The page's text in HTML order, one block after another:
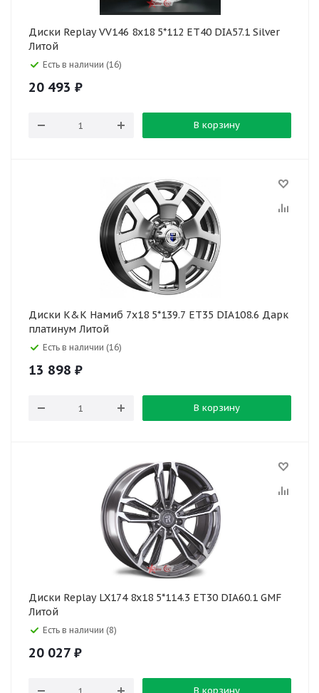
Диски Replay VV146 8x18 5*112 ET40 DIA57.1 Silver
Литой
Есть в наличии (16)
20 493 ₽
В корзину
Диски K&K Намиб 7x18 5*139.7 ET35 DIA108.6 Дарк
платинум Литой
Есть в наличии (16)
13 898 ₽
В корзину
Диски Replay LX174 8x18 5*114.3 ET30 DIA60.1 GMF
Литой
Есть в наличии (8)
20 027 ₽
В корзину